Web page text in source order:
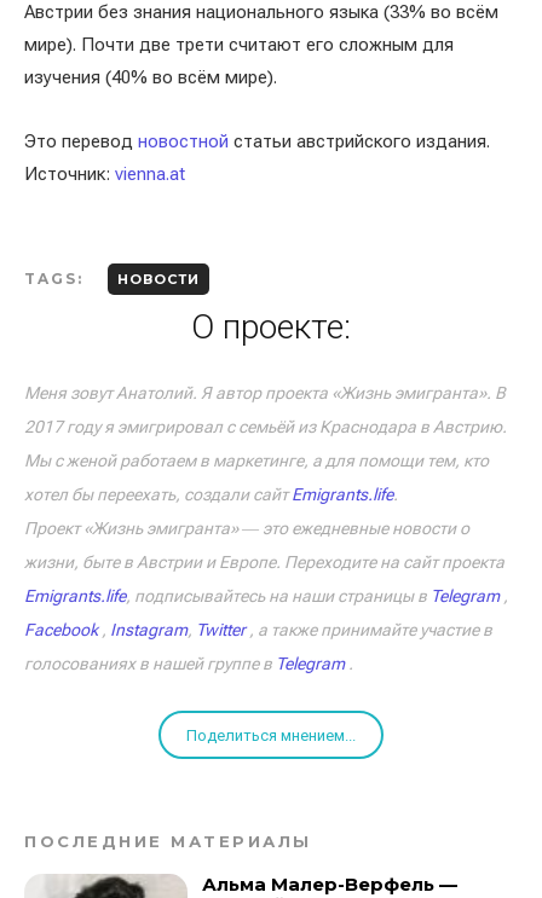
Австрии без знания национального языка (33% во всём
мире). Почти две трети считают его сложным для
изучения (40% во всём мире).
Это перевод новостной статьи австрийского издания.
Источник: vienna.at
TAGS: НОВОСТИ
О проекте:
Меня зовут Анатолий. Я автор проекта «Жизнь эмигранта». В
2017 году я эмигрировал с семьёй из Краснодара в Австрию.
Мы с женой работаем в маркетинге, а для помощи тем, кто
хотел бы переехать, создали сайтEmigrants.life.
Проект «Жизнь эмигранта» ― это ежедневные новости о
жизни, быте в Австрии и Европе. Переходите на сайт проекта
Emigrants.life, подписывайтесь на наши страницы в Telegram,
Facebook, Instagram, Twitter, а также принимайте участие в
голосованиях в нашей группе в Telegram.
Поделиться мнением...
ПОСЛЕДНИЕ МАТЕРИАЛЫ
Альма Малер-Верфель —